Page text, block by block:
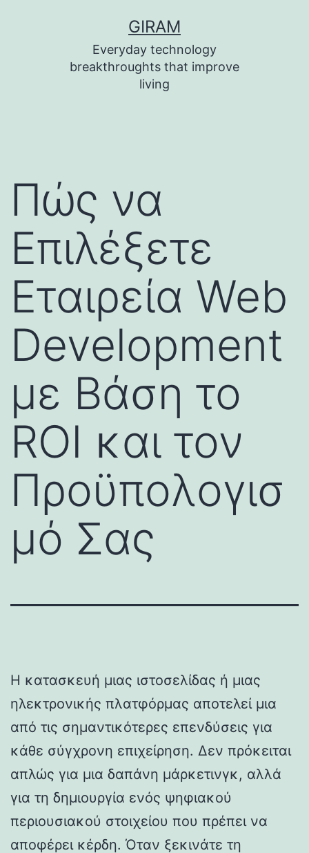
GIRAM
Everyday technology
breakthroughts that improve
living
Πώς να
Επιλέξετε
Εταιρεία Web
Development
με Βάση το
ROI και τον
Προϋπολογισ
μό Σας
Η κατασκευή μιας ιστοσελίδας ή μιας
ηλεκτρονικής πλατφόρμας αποτελεί μια
από τις σημαντικότερες επενδύσεις για
κάθε σύγχρονη επιχείρηση. Δεν πρόκειται
απλώς για μια δαπάνη μάρκετινγκ, αλλά
για τη δημιουργία ενός ψηφιακού
περιουσιακού στοιχείου που πρέπει να
αποφέρει κέρδη. Όταν ξεκινάτε τη